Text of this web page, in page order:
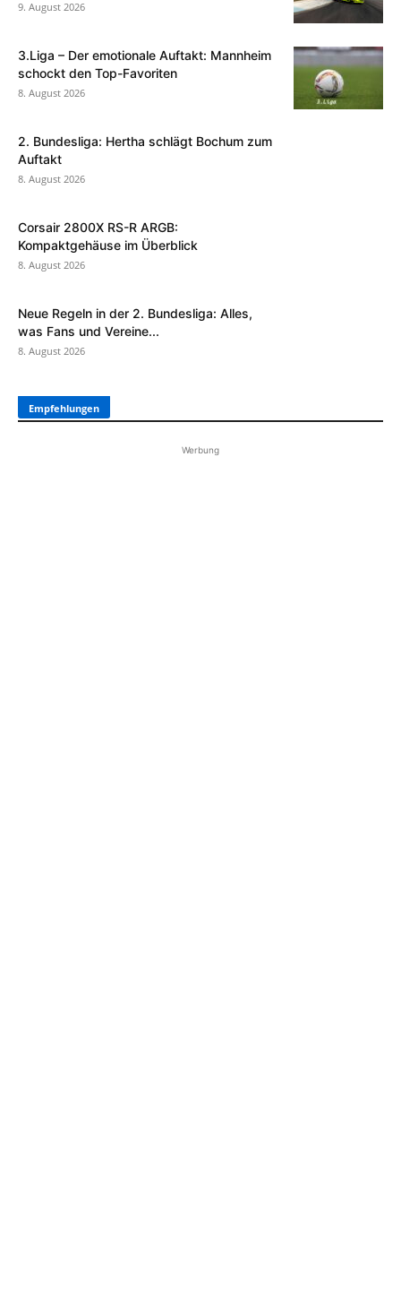
9. August 2026
3.Liga – Der emotionale Auftakt: Mannheim
schockt den Top-Favoriten
8. August 2026
2. Bundesliga: Hertha schlägt Bochum zum
Auftakt
8. August 2026
Corsair 2800X RS-R ARGB:
Kompaktgehäuse im Überblick
8. August 2026
Neue Regeln in der 2. Bundesliga: Alles,
was Fans und Vereine...
8. August 2026
Empfehlungen
Werbung